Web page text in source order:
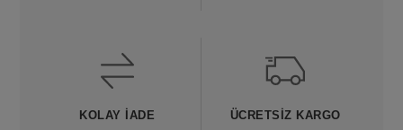
KOLAY İADE ÜCRETSIZ KARGO